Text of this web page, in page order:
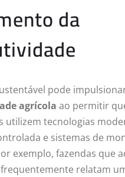
da
pode
agrícola ao permitir
utilizem tecnologias
e sistemas de
exemplo, fazendas que
relatam